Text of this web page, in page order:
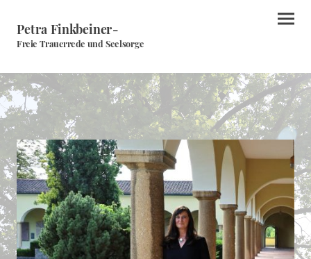
Petra Finkbeiner-
Freie Trauerrede und Seelsorge